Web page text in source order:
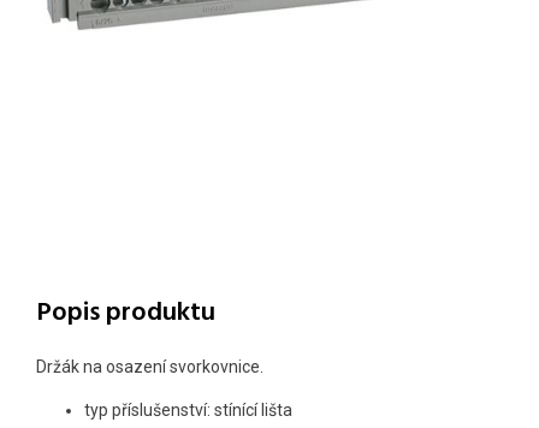
Popis produktu
Držák na osazení svorkovnice.
typ příslušenství: stínící lišta